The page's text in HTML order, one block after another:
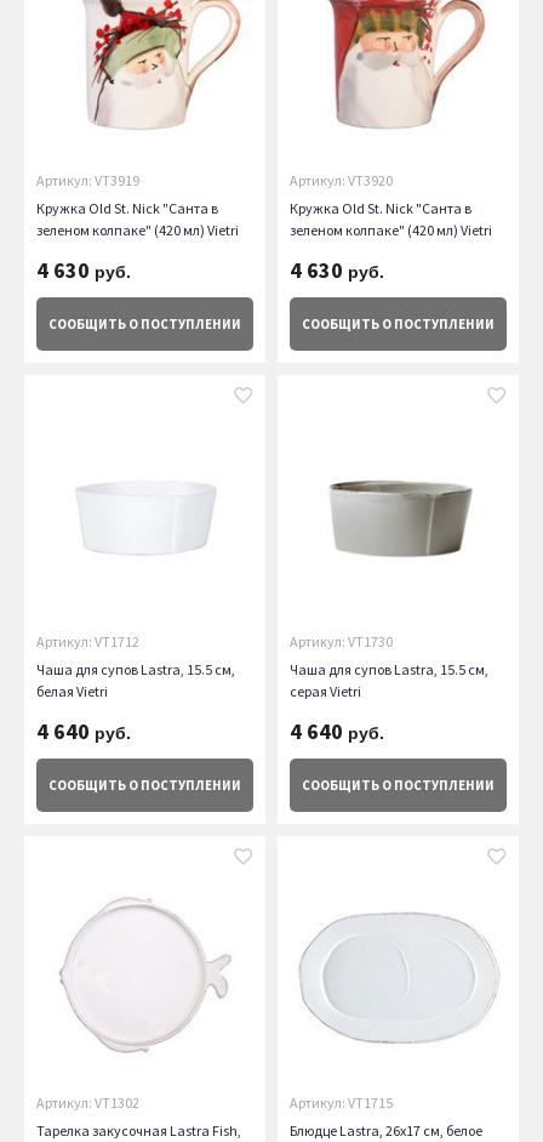
Артикул: VT3919
Кружка Old St. Nick "Санта в
зеленом колпаке" (420 мл) Vietri
4 630 руб.
СООБЩИТЬ О ПОСТУПЛЕНИИ
Артикул: VT3920
Кружка Old St. Nick "Санта в
зеленом колпаке" (420 мл) Vietri
4 630 руб.
СООБЩИТЬ О ПОСТУПЛЕНИИ
Артикул: VT1712
Чаша для супов Lastra, 15.5 см,
белая Vietri
4 640 руб.
СООБЩИТЬ О ПОСТУПЛЕНИИ
Артикул: VT1730
Чаша для супов Lastra, 15.5 см,
серая Vietri
4 640 руб.
СООБЩИТЬ О ПОСТУПЛЕНИИ
Артикул: VT1302
Тарелка закусочная Lastra Fish,
Артикул: VT1715
Блюдце Lastra, 26х17 см, белое